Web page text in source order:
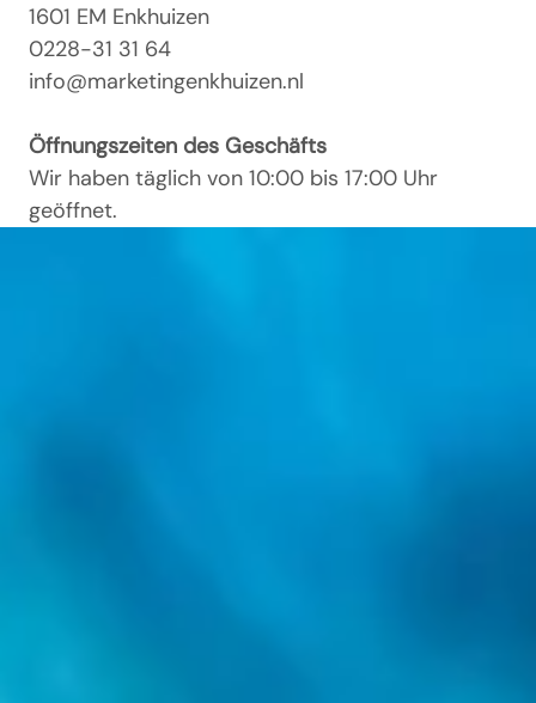
1601 EM Enkhuizen
0228-31 31 64
info@marketingenkhuizen.nl
Öffnungszeiten des Geschäfts
Wir haben täglich von 10:00 bis 17:00 Uhr
geöffnet.